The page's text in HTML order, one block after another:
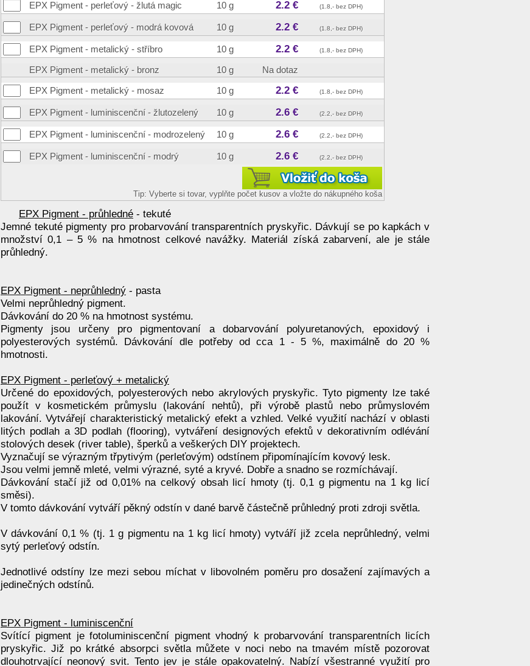
EPX Pigment - perleťový - žlutá magic 10 g 2.2 € (1.8,- bez DPH)
EPX Pigment - perleťový - modrá kovová 10 g 2.2 € (1.8,- bez DPH)
EPX Pigment - metalický - stříbro 10 g 2.2 € (1.8,- bez DPH)
EPX Pigment - metalický - bronz 10 g Na dotaz
EPX Pigment - metalický - mosaz 10 g 2.2 € (1.8,- bez DPH)
EPX Pigment - luminiscenční - žlutozelený 10 g 2.6 € (2.2,- bez DPH)
EPX Pigment - luminiscenční - modrozelený 10 g 2.6 € (2.2,- bez DPH)
EPX Pigment - luminiscenční - modrý 10 g 2.6 € (2.2,- bez DPH)
Tip: Vyberte si tovar, vyplňte počet kusov a vložte do nákupného koša
EPX Pigment - průhledné - tekuté
Jemné tekuté pigmenty pro probarvování transparentních pryskyřic. Dávkují se po kapkách v
množství 0,1 – 5 % na hmotnost celkové navážky. Materiál získá zabarvení, ale je stále
průhledný.
EPX Pigment - neprůhledný - pasta
Velmi neprůhledný pigment.
Dávkování do 20 % na hmotnost systému.
Pigmenty jsou určeny pro pigmentovaní a dobarvování polyuretanových, epoxidový i
polyesterových systémů. Dávkování dle potřeby od cca 1 - 5 %, maximálně do 20 %
hmotnosti.
EPX Pigment - perleťový + metalický
Určené do epoxidových, polyesterových nebo akrylových pryskyřic. Tyto pigmenty lze také
použít v kosmetickém průmyslu (lakování nehtů), při výrobě plastů nebo průmyslovém
lakování. Vytvářejí charakteristický metalický efekt a vzhled. Velké využití nachází v oblasti
litých podlah a 3D podlah (flooring), vytváření designových efektů v dekorativním odlévání
stolových desek (river table), šperků a veškerých DIY projektech.
Vyznačují se výrazným třpytivým (perleťovým) odstínem připomínajícím kovový lesk.
Jsou velmi jemně mleté, velmi výrazné, syté a kryvé. Dobře a snadno se rozmíchávají.
Dávkování stačí již od 0,01% na celkový obsah licí hmoty (tj. 0,1 g pigmentu na 1 kg licí
směsi).
V tomto dávkování vytváří pěkný odstín v dané barvě částečně průhledný proti zdroji světla.
V dávkování 0,1 % (tj. 1 g pigmentu na 1 kg licí hmoty) vytváří již zcela neprůhledný, velmi
sytý perleťový odstín.
Jednotlivé odstíny lze mezi sebou míchat v libovolném poměru pro dosažení zajímavých a
jedinečných odstínů.
EPX Pigment - luminiscenční
Svítící pigment je fotoluminiscenční pigment vhodný k probarvování transparentních licích
pryskyřic. Již po krátké absorpci světla můžete v noci nebo na tmavém místě pozorovat
dlouhotrvající neonový svit. Tento jev je stále opakovatelný. Nabízí všestranné využití pro